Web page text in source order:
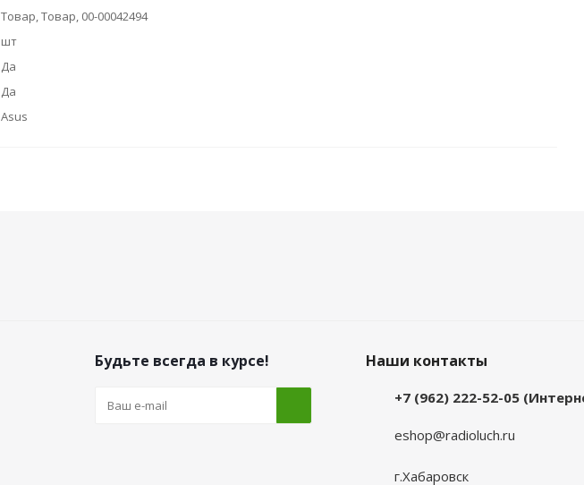
Товар, Товар, 00-00042494
шт
Да
Да
Asus
Будьте всегда в курсе! Наши контакты
+7 (962) 222-52-05
eshop@radioluch.ru
г.Хабаровск